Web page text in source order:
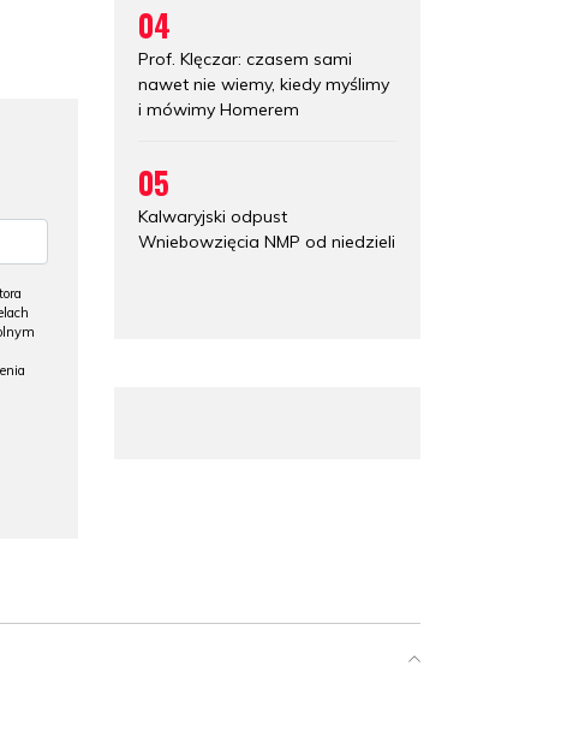
04
Prof. Klęczar: czasem sami
nawet nie wiemy, kiedy myślimy
i mówimy Homerem
05
Kalwaryjski odpust
Wniebowzięcia NMP od niedzieli